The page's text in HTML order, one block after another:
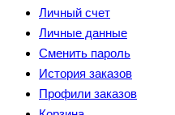
Личный счет
Личные данные
Сменить пароль
История заказов
Профили заказов